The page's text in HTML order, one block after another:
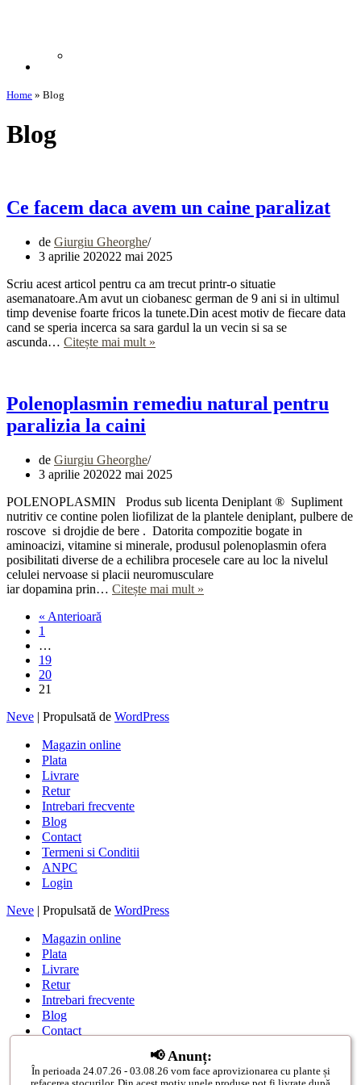
Home » Blog
Blog
Ce facem daca avem un caine paralizat
de Giurgiu Gheorghe
3 aprilie 202022 mai 2025
Scriu acest articol pentru ca am trecut printr-o situatie
asemanatoare.Am avut un ciobanesc german de 9 ani si in ultimul
timp devenise foarte fricos la tunete.Din acest motiv de fiecare data
cand se speria incerca sa sara gardul la un vecin si sa se
ascunda… Citește mai mult »
un
caine
Polenoplasmin remediu natural pentru
paralizia la caini
de Giurgiu Gheorghe
3 aprilie 202022 mai 2025
POLENOPLASMIN Produs sub licenta Deniplant ® Supliment
nutritiv ce contine polen liofilizat de la plantele deniplant, pulbere de
roscove si drojdie de bere . Datorita compozitie bogate in
aminoacizi, vitamine si minerale, produsul polenoplasmin ofera
posibilitati diverse de a echilibra procesele care au loc la nivelul
celulei nervoase si placii neuromusculare
iar dopamina prin… Citește mai mult »
« Anterioară
1
…
19
20
21
Neve | Propulsată de WordPress
Magazin online
Plata
Livrare
Retur
Intrebari frecvente
Blog
Contact
Termeni si Conditii
ANPC
Login
Neve | Propulsată de WordPress
Magazin online
Plata
Livrare
Retur
Intrebari frecvente
Blog
Contact
Login
📢 Anunț:
În perioada 24.07.26 - 03.08.26 vom face aprovizionarea cu plante și